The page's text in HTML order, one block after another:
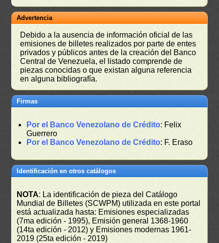
Advertencia
Debido a la ausencia de información oficial de las
emisiones de billetes realizados por parte de entes
privados y públicos antes de la creación del Banco
Central de Venezuela, el listado comprende de
piezas conocidas o que existan alguna referencia
en alguna bibliografía.
Firmas
Por el Banco Venezolano de Crédito: Felix
Guerrero
Por el Banco Venezolano de Crédito: F. Eraso
Identificación en otros catálogos
NOTA: La identificación de pieza del Catálogo
Mundial de Billetes (SCWPM) utilizada en este portal
está actualizada hasta: Emisiones especializadas
(7ma edición - 1995), Emisión general 1368-1960
(14ta edición - 2012) y Emisiones modernas 1961-
2019 (25ta edición - 2019)